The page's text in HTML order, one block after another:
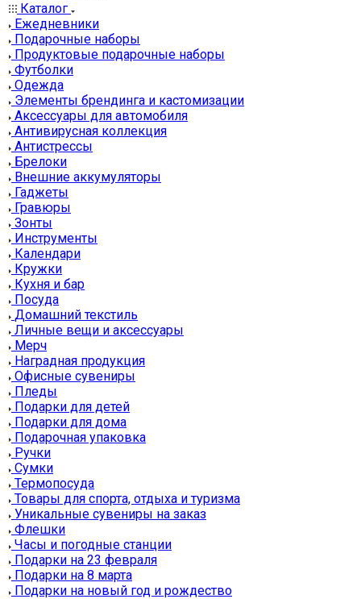
Каталог
Ежедневники
Подарочные наборы
Продуктовые подарочные наборы
Футболки
Одежда
Элементы брендинга и кастомизации
Аксессуары для автомобиля
Антивирусная коллекция
Антистрессы
Брелоки
Внешние аккумуляторы
Гаджеты
Гравюры
Зонты
Инструменты
Календари
Кружки
Кухня и бар
Посуда
Домашний текстиль
Личные вещи и аксессуары
Мерч
Наградная продукция
Офисные сувениры
Пледы
Подарки для детей
Подарки для дома
Подарочная упаковка
Ручки
Сумки
Термопосуда
Товары для спорта, отдыха и туризма
Уникальные сувениры на заказ
Флешки
Часы и погодные станции
Подарки на 23 февраля
Подарки на 8 марта
Подарки на новый год и рождество